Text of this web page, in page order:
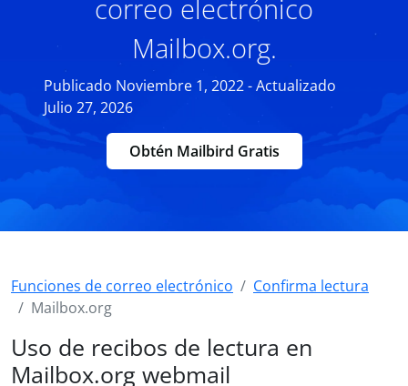
correo electrónico
Mailbox.org.
Publicado Noviembre 1, 2022 - Actualizado
Julio 27, 2026
Obtén Mailbird Gratis
Funciones de correo electrónico
Confirma lectura
Mailbox.org
Uso de recibos de lectura en
Mailbox.org webmail